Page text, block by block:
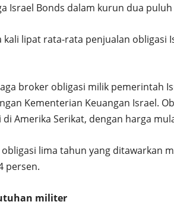
Israel Bonds dalam kurun dua
lipat rata-rata penjualan obligasi
broker obligasi milik pemerintah
Kementerian Keuangan Israel.
Amerika Serikat, dengan harga
lima tahun yang ditawarkan
persen.
militer